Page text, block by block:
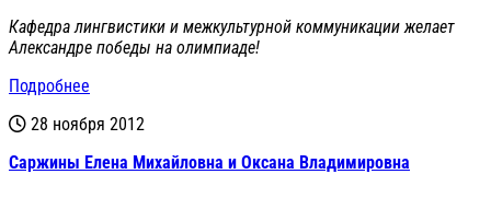
Кафедра лингвистики и межкультурной коммуникации желает
Александре победы на олимпиаде!
Подробнее
28 ноября 2012
Саржины Елена Михайловна и Оксана Владимировна